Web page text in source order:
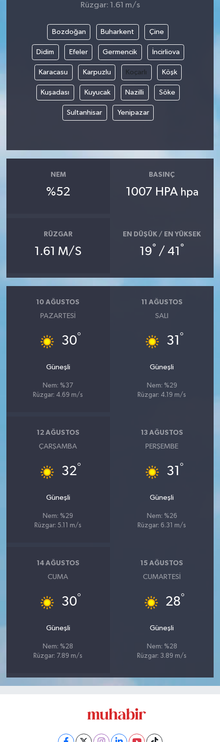
Rüzgar: 1.61 m/s
Bozdoğan Buharkent Çine
Didim Efeler Germencik İncirliova
Karacasu Karpuzlu Koçarlı Köşk
Kuşadası Kuyucak Nazilli Söke
Sultanhisar Yenipazar
NEM
%52
BASINÇ
1007 HPA hpa
RÜZGAR
1.61 M/S
EN DÜŞÜK / EN YÜKSEK
19° / 41 °
10 AĞUSTOS
PAZARTESI
30°
Güneşli
Nem: %37
Rüzgar: 4.69 m/s
11 AĞUSTOS
SALI
31 °
Güneşli
Nem: %29
Rüzgar: 4.19 m/s
12 AĞUSTOS
ÇARŞAMBA
32°
Güneşli
Nem: %29
Rüzgar: 5.11 m/s
13 AĞUSTOS
PERŞEMBE
31 °
Güneşli
Nem: %26
Rüzgar: 6.31 m/s
14 AĞUSTOS
CUMA
30°
Güneşli
Nem: %28
Rüzgar: 7.89 m/s
15 AĞUSTOS
CUMARTESI
28°
Güneşli
Nem: %28
Rüzgar: 3.89 m/s